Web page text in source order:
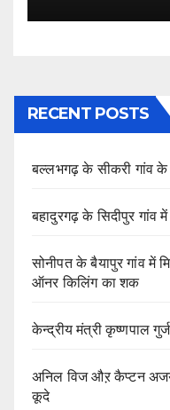
RECENT POSTS
बल्लभगढ़ के सीकरी गांव
बहादुरगढ़ के सिदीपुर गांव
सोनीपत के बैयापुर गांव में
ऑनर किलिंग का शक
केन्द्रीय मंत्री कृष्णपाल
अनिल विज औऱ कैप्टन अजय
कूदे